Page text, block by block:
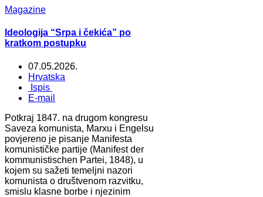
Magazine
Ideologija “Srpa i čekića” po
kratkom postupku
07.05.2026.
Hrvatska
Ispis
E-mail
Potkraj 1847. na drugom kongresu
Saveza komunista, Marxu i Engelsu
povjereno je pisanje Manifesta
komunističke partije (Manifest der
kommunistischen Partei, 1848), u
kojem su sažeti temeljni nazori
komunista o društvenom razvitku,
smislu klasne borbe i njezinim